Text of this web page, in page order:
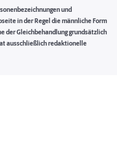
und
in der Regel die männliche Form
der Gleichbehandlung grundsätzlich
ausschließlich redaktionelle